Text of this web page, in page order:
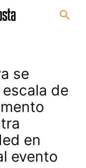
se
de
en
evento